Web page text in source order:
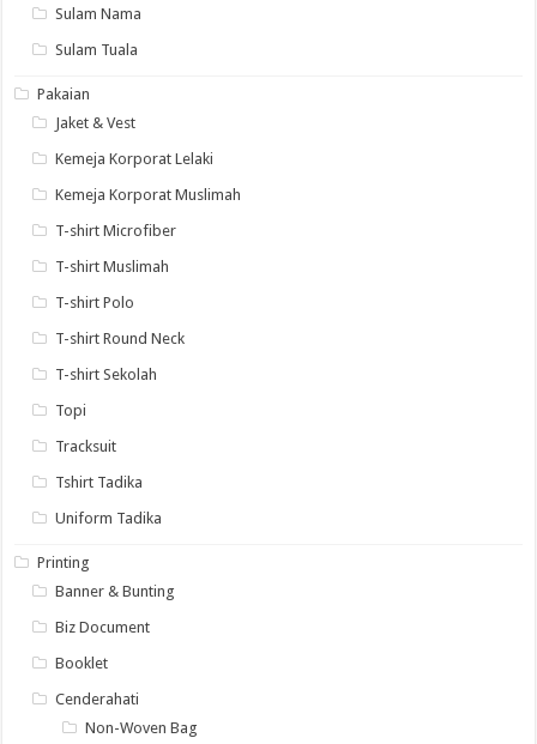
Sulam Nama
Sulam Tuala
Pakaian
Jaket & Vest
Kemeja Korporat Lelaki
Kemeja Korporat Muslimah
T-shirt Microfiber
T-shirt Muslimah
T-shirt Polo
T-shirt Round Neck
T-shirt Sekolah
Topi
Tracksuit
Tshirt Tadika
Uniform Tadika
Printing
Banner & Bunting
Biz Document
Booklet
Cenderahati
Non-Woven Bag